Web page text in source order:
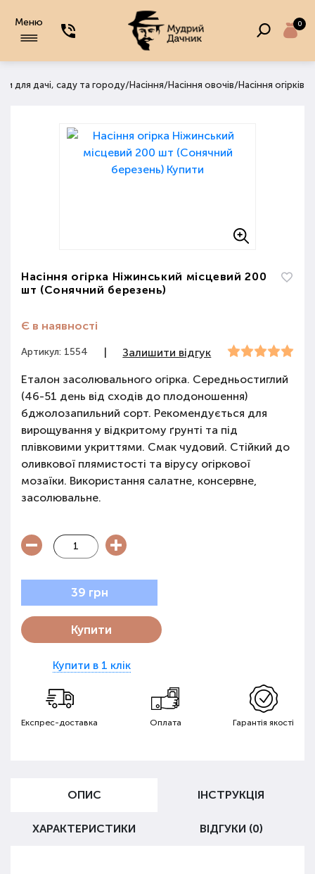
Меню 0
для дачі, саду та городу/ Насіння/ Насіння овочів/ Насіння огірків
Насіння огірка Ніжинський місцевий 200
шт (Сонячний березень)
Є в наявності
Артикул: 1554 |
Залишити відгук
Еталон засолювального огірка. Середньостиглий
(46-51 день від сходів до плодоношення)
бджолозапильний сорт. Рекомендується для
вирощування у відкритому ґрунті та під
плівковими укриттями. Смак чудовий. Стійкий до
оливкової плямистості та вірусу огіркової
мозаїки. Використання салатне, консервне,
засолювальне.
39 грн
Купити
Купити в 1 клік
Експрес-доставка Оплата Гарантія якості
ОПИС ІНСТРУКЦІЯ
ХАРАКТЕРИСТИКИ ВІДГУКИ (0)